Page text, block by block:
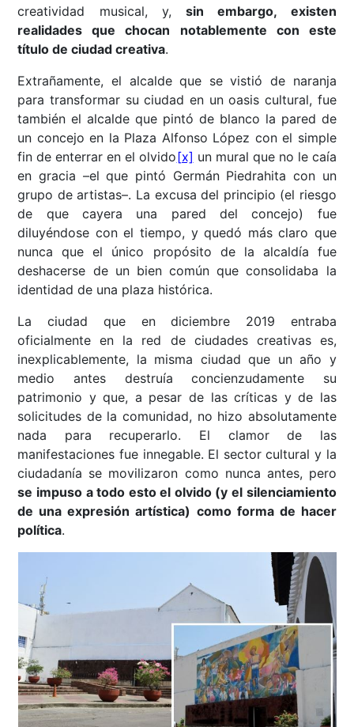
creatividad musical, y,sin embargo, existen
realidades que chocan notablemente con este
título de ciudad creativa.
Extrañamente, el alcalde que se vistió de naranja
para transformar su ciudad en un oasis cultural, fue
también el alcalde que pintó de blanco la pared de
un concejo en la Plaza Alfonso López con el simple
fin de enterrar en el olvido[x] un mural que no le caía
en gracia –el que pintó Germán Piedrahita con un
grupo de artistas–. La excusa del principio (el riesgo
de que cayera una pared del concejo) fue
diluyéndose con el tiempo, y quedó más claro que
nunca que el único propósito de la alcaldía fue
deshacerse de un bien común que consolidaba la
identidad de una plaza histórica.
La ciudad que en diciembre 2019 entraba
oficialmente en la red de ciudades creativas es,
inexplicablemente, la misma ciudad que un año y
medio antes destruía concienzudamente su
patrimonio y que, a pesar de las críticas y de las
solicitudes de la comunidad, no hizo absolutamente
nada para recuperarlo. El clamor de las
manifestaciones fue innegable. El sector cultural y la
ciudadanía se movilizaron como nunca antes, pero
se impuso a todo esto el olvido (y el silenciamiento
de una expresión artística) como forma de hacer
política.